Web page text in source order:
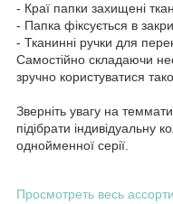
- Краї папки захищені
- Папка фіксується в
- Тканинні ручки для
Самостійно складаючи
зручно користуватися
Зверніть увагу на
підібрати індивідуальну
однойменної серії.
Просмотреть весь